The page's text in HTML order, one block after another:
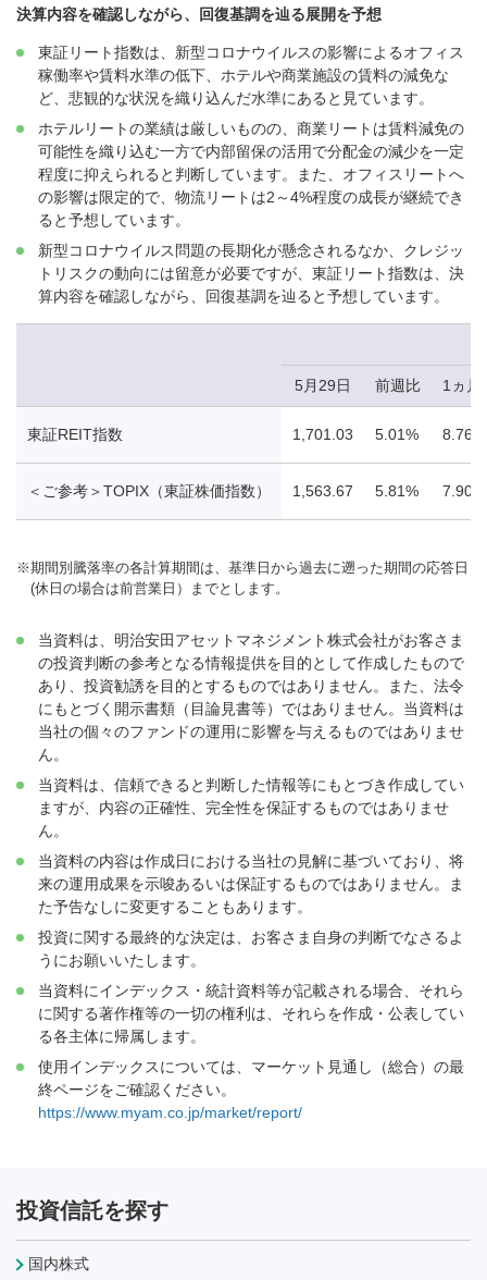
決算内容を確認しながら、回復基調を辿る展開を予想
東証リート指数は、新型コロナウイルスの影響によるオフィス
稼働率や賃料水準の低下、ホテルや商業施設の賃料の減免な
ど、悲観的な状況を織り込んだ水準にあると見ています。
ホテルリートの業績は厳しいものの、商業リートは賃料減免の
可能性を織り込む一方で内部留保の活用で分配金の減少を一定
程度に抑えられると判断しています。また、オフィスリートへ
の影響は限定的で、物流リートは2～4%程度の成長が継続でき
ると予想しています。
新型コロナウイルス問題の長期化が懸念されるなか、クレジッ
トリスクの動向には留意が必要ですが、東証リート指数は、決
算内容を確認しながら、回復基調を辿ると予想しています。
5月29日 前週比 1ヵ月
東証REIT指数 1,701.03 5.01% 8.76%
＜ご参考＞TOPIX（東証株価指数） 1,563.67 5.81% 7.90%
※期間別騰落率の各計算期間は、基準日から過去に遡った期間の応答日
(休日の場合は前営業日）までとします。
当資料は、明治安田アセットマネジメント株式会社がお客さま
の投資判断の参考となる情報提供を目的として作成したもので
あり、投資勧誘を目的とするものではありません。また、法令
にもとづく開示書類（目論見書等）ではありません。当資料は
当社の個々のファンドの運用に影響を与えるものではありませ
ん。
当資料は、信頼できると判断した情報等にもとづき作成してい
ますが、内容の正確性、完全性を保証するものではありませ
ん。
当資料の内容は作成日における当社の見解に基づいており、将
来の運用成果を示唆あるいは保証するものではありません。ま
た予告なしに変更することもあります。
投資に関する最終的な決定は、お客さま自身の判断でなさるよ
うにお願いいたします。
当資料にインデックス・統計資料等が記載される場合、それら
に関する著作権等の一切の権利は、それらを作成・公表してい
る各主体に帰属します。
使用インデックスについては、マーケット見通し（総合）の最
終ページをご確認ください。
https://www.myam.co.jp/market/report/
投資信託を探す
国内株式